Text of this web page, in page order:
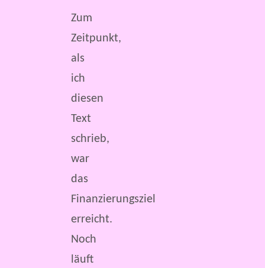
Zum
Zeitpunkt,
als
ich
diesen
Text
schrieb,
war
das
Finanzierungsziel
erreicht.
Noch
läuft